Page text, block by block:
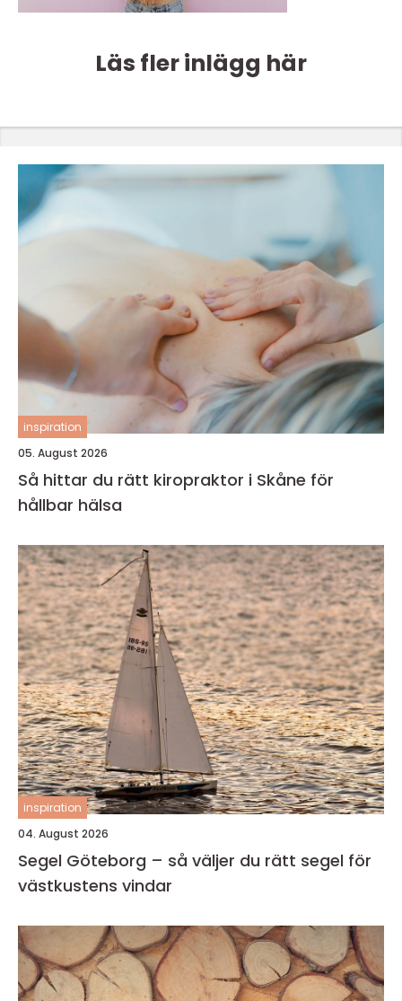
Läs fler inlägg här
inspiration
05. August 2026
Så hittar du rätt kiropraktor i Skåne för
hållbar hälsa
inspiration
04. August 2026
Segel Göteborg – så väljer du rätt segel för
västkustens vindar